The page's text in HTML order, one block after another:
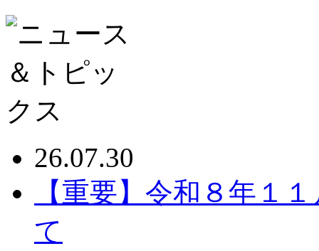
26.07.30
【重要】令和８年１
て